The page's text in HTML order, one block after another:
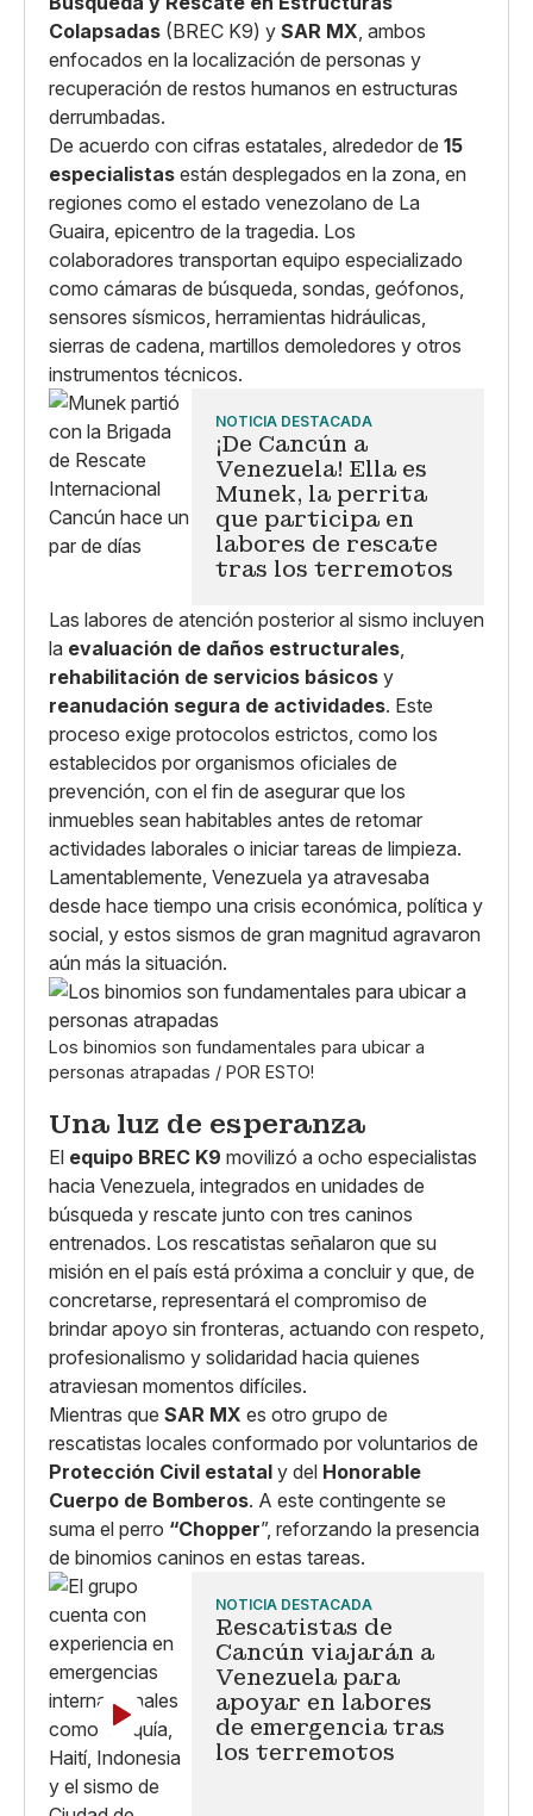
Colapsadas (BREC K9) y SAR MX, ambos
enfocados en la localización de personas y
recuperación de restos humanos en estructuras
derrumbadas.
De acuerdo con cifras estatales, alrededor de 15
especialistas están desplegados en la zona, en
regiones como el estado venezolano de La
Guaira, epicentro de la tragedia. Los
colaboradores transportan equipo especializado
como cámaras de búsqueda, sondas, geófonos,
sensores sísmicos, herramientas hidráulicas,
sierras de cadena, martillos demoledores y otros
instrumentos técnicos.
NOTICIA DESTACADA
¡De Cancún a
Venezuela! Ella es
Munek, la perrita
que participa en
labores de rescate
tras los terremotos
Las labores de atención posterior al sismo incluyen
la evaluación de daños estructurales,
rehabilitación de servicios básicos y
reanudación segura de actividades. Este
proceso exige protocolos estrictos, como los
establecidos por organismos oficiales de
prevención, con el fin de asegurar que los
inmuebles sean habitables antes de retomar
actividades laborales o iniciar tareas de limpieza.
Lamentablemente, Venezuela ya atravesaba
desde hace tiempo una crisis económica, política y
social, y estos sismos de gran magnitud agravaron
aún más la situación.
Los binomios son fundamentales para ubicar a
personas atrapadas / POR ESTO!
Una luz de esperanza
El equipo BREC K9 movilizó a ocho especialistas
hacia Venezuela, integrados en unidades de
búsqueda y rescate junto con tres caninos
entrenados. Los rescatistas señalaron que su
misión en el país está próxima a concluir y que, de
concretarse, representará el compromiso de
brindar apoyo sin fronteras, actuando con respeto,
profesionalismo y solidaridad hacia quienes
atraviesan momentos difíciles.
Mientras que SAR MX es otro grupo de
rescatistas locales conformado por voluntarios de
Protección Civil estatal y del Honorable
Cuerpo de Bomberos. A este contingente se
suma el perro “Chopper”, reforzando la presencia
de binomios caninos en estas tareas.
NOTICIA DESTACADA
Rescatistas de
Cancún viajarán a
Venezuela para
apoyar en labores
de emergencia tras
los terremotos